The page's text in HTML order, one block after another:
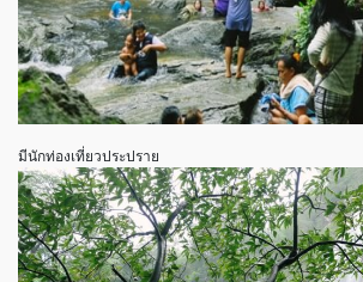
มีนักท่องเที่ยวประปราย